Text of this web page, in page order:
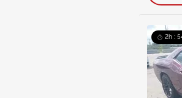
2h :